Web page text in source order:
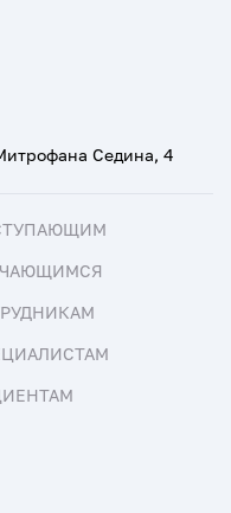
Седина, 4